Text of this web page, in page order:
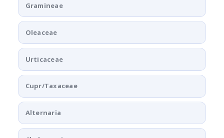
Gramineae
Oleaceae
Urticaceae
Cupr/Taxaceae
Alternaria